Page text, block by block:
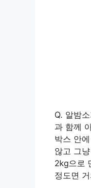
Q. 알밤
과 함께
박스 안
않고 그
2kg으로
정도면